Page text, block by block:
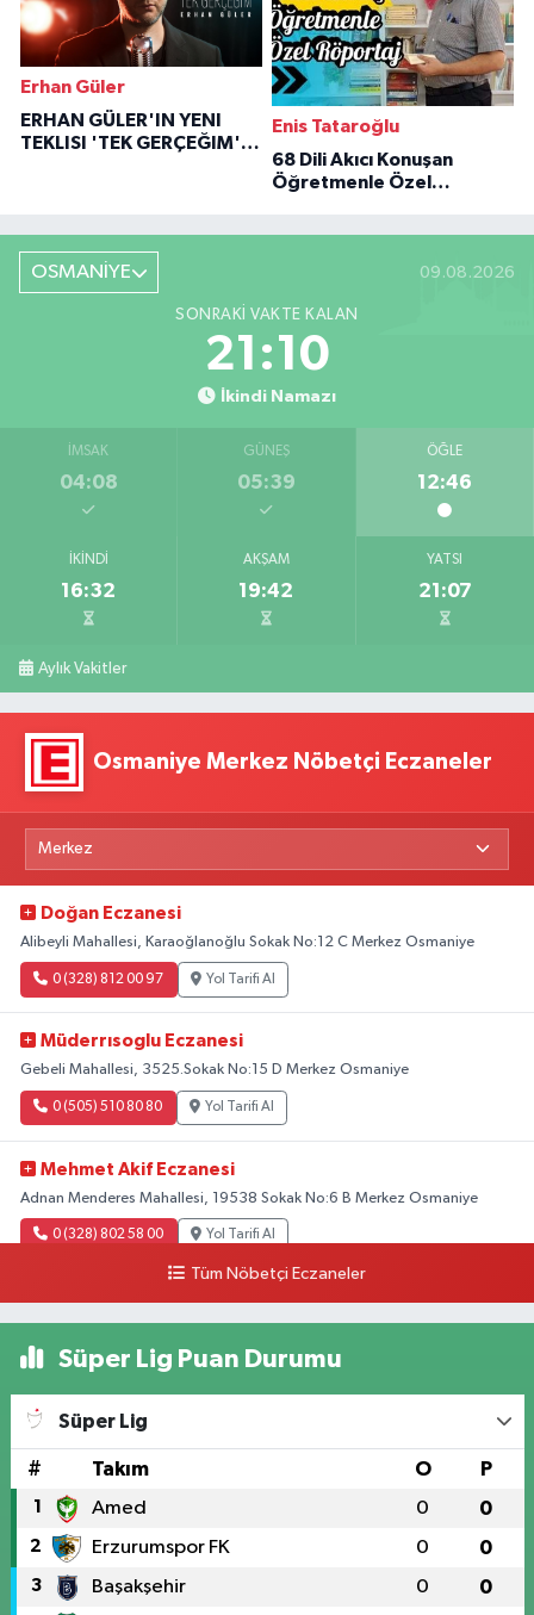
Erhan Güler
ERHAN GÜLER'IN YENI
TEKLISI 'TEK GERÇEĞIM'LE
Enis Tataroğlu
68 Dili Akıcı Konuşan
Öğretmenle Özel
OSMANİYE 09.08.2026
SONRAKI VAKTE KALAN
21:09
İkindi Namazı
İMSAK
04:08
GÜNEŞ
05:39
ÖĞLE
12:46
İKINDI
16:32
AKŞAM
19:42
YATSI
21:07
Aylık Vakitler
Osmaniye Merkez Nöbetçi Eczaneler
Doğan Eczanesi
Alibeyli Mahallesi, Karaoğlanoğlu Sokak No:12 C Merkez Osmaniye
0 (328) 812 00 97 Yol Tarifi Al
Müderrısoglu Eczanesi
Gebeli Mahallesi, 3525.Sokak No:15 D Merkez Osmaniye
0 (505) 510 80 80 Yol Tarifi Al
Mehmet Akif Eczanesi
Adnan Menderes Mahallesi, 19538 Sokak No:6 B Merkez Osmaniye
0 (328) 802 58 00 Yol Tarifi Al
Tüm Nöbetçi Eczaneler
Süper Lig Puan Durumu
Süper Lig
# Takım O P
1 Amed 0 0
2 Erzurumspor FK 0 0
3 Başakşehir 0 0